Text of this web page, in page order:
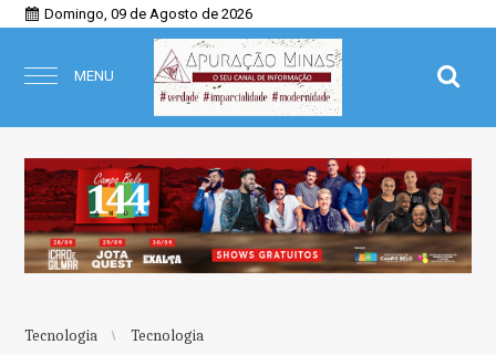
Domingo, 09 de Agosto de 2026
MENU
Tecnologia Tecnologia